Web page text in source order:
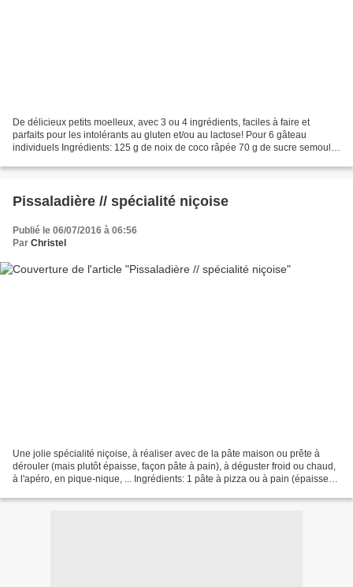
De délicieux petits moelleux, avec 3 ou 4 ingrédients, faciles à faire et
parfaits pour les intolérants au gluten et/ou au lactose! Pour 6 gâteau
individuels Ingrédients: 125 g de noix de coco râpée 70 g de sucre semoule
Pissaladière // spécialité niçoise
Publié le 06/07/2016 à 06:56
Par Christel
Une jolie spécialité niçoise, à réaliser avec de la pâte maison ou prête à
dérouler (mais plutôt épaisse, façon pâte à pain), à déguster froid ou chaud,
à l'apéro, en pique-nique, ... Ingrédients: 1 pâte à pizza ou à pain (épaisse) 1